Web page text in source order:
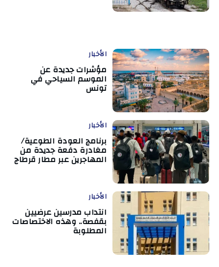
الأخبار
مؤشرات جديدة عن
الموسم السياحي في
تونس
الأخبار
برنامج العودة الطوعية/
مغادرة دفعة جديدة من
المهاجرين عبر مطار قرطاج
الأخبار
انتداب مدرسين عرضيين
بقفصة.. وهذه الاختصاصات
المطلوبة